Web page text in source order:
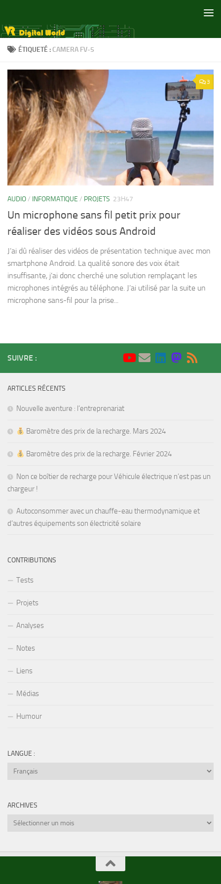
ÉTIQUETÉ : CAMERA FV-5
3
AUDIO/ INFORMATIQUE / PROJETS 23H47
Un microphone sans fil petit prix pour
réaliser des vidéos sous Android
J’ai dû réaliser des vidéos de présentation technique avec mon
smartphone Android. La qualité sonore des voix était
insuffisante, j’ai donc cherché une solution remplaçant les
microphones intégrés au téléphone. J’ai utilisé par la suite un
microphone sans-fil pour la prise...
SUIVRE :
ARTICLES RÉCENTS
Nouvelle aventure : l’entreprenariat
Baromètre des prix de la recharge. Mars 2024
Baromètre des prix de la recharge. Février 2024
Non ce boîtier de recharge pour Véhicule électrique n’est pas un
chargeur !
Autoconsommer avec un chauffe-eau thermodynamique et
d’autres équipements son électricité solaire
CONTRIBUTIONS
Tests
Projets
Analyses
Notes
Liens
Médias
Humour
LANGUE :
ARCHIVES
Archives